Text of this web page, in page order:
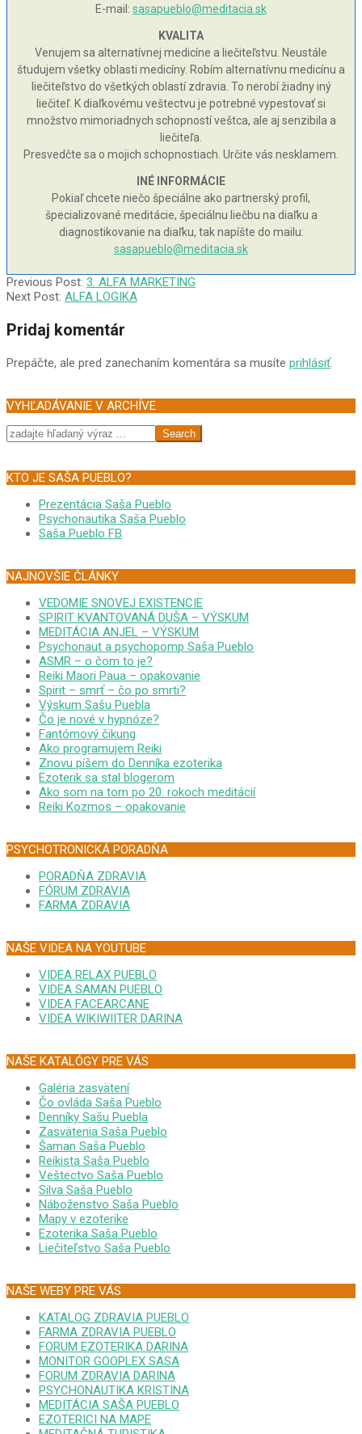
E-mail: sasapueblo@meditacia.sk
KVALITA
Venujem sa alternatívnej medicíne a liečiteľstvu. Neustále
študujem všetky oblasti medicíny. Robím alternatívnu medicínu a
liečiteľstvo do všetkých oblastí zdravia. To nerobí žiadny iný
liečiteľ. K diaľkovému veštectvu je potrebné vypestovať si
množstvo mimoriadnych schopností veštca, ale aj senzibila a
liečiteľa.
Presvedčte sa o mojich schopnostiach. Určite vás nesklamem.
INÉ INFORMÁCIE
Pokiaľ chcete niečo špeciálne ako partnerský profil,
špecializované meditácie, špeciálnu liečbu na diaľku a
diagnostikovanie na diaľku, tak napíšte do mailu:
sasapueblo@meditacia.sk
2000-
12-
Previous Post: 3. ALFA MARKETING
Next Post: ALFA LOGIKA
Pridaj komentár
Prepáčte, ale pred zanechaním komentára sa musíte prihlásiť.
VYHĽADÁVANIE V ARCHÍVE
Search
KTO JE SAŠA PUEBLO?
Prezentácia Saša Pueblo
Psychonautika Saša Pueblo
Saša Pueblo FB
NAJNOVŠIE ČLÁNKY
VEDOMIE SNOVEJ EXISTENCIE
SPIRIT KVANTOVANÁ DUŠA – VÝSKUM
MEDITÁCIA ANJEL – VÝSKUM
Psychonaut a psychopomp Saša Pueblo
ASMR – o čom to je?
Reiki Maori Paua – opakovanie
Spirit – smrť – čo po smrti?
Výskum Sašu Puebla
Čo je nové v hypnóze?
Fantómový čikung
Ako programujem Reiki
Znovu píšem do Denníka ezoterika
Ezoterik sa stal blogerom
Ako som na tom po 20. rokoch meditácií
Reiki Kozmos – opakovanie
PSYCHOTRONICKÁ PORADŇA
PORADŇA ZDRAVIA
FÓRUM ZDRAVIA
FARMA ZDRAVIA
NAŠE VIDEA NA YOUTUBE
VIDEA RELAX PUEBLO
VIDEA SAMAN PUEBLO
VIDEA FACEARCANE
VIDEA WIKIWIITER DARINA
NAŠE KATALÓGY PRE VÁS
Galéria zasvätení
Čo ovláda Saša Pueblo
Denníky Sašu Puebla
Zasvätenia Saša Pueblo
Šaman Saša Pueblo
Reikista Saša Pueblo
Veštectvo Saša Pueblo
Silva Saša Pueblo
Náboženstvo Saša Pueblo
Mapy v ezoterike
Ezoterika Saša Pueblo
Liečiteľstvo Saša Pueblo
NAŠE WEBY PRE VÁS
KATALOG ZDRAVIA PUEBLO
FARMA ZDRAVIA PUEBLO
FORUM EZOTERIKA DARINA
MONITOR GOOPLEX SASA
FORUM ZDRAVIA DARINA
PSYCHONAUTIKA KRISTINA
MEDITÁCIA SAŠA PUEBLO
EZOTERICI NA MAPE